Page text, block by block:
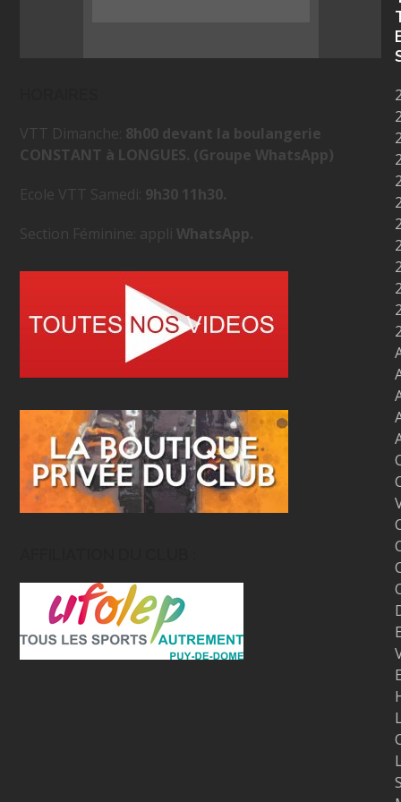
VTT Dimanche: 8h00 devant la boulangerie
CONSTANT à LONGUES. (Groupe WhatsApp)
Ecole VTT Samedi: 9h30 11h30.
Section Féminine: appli WhatsApp.